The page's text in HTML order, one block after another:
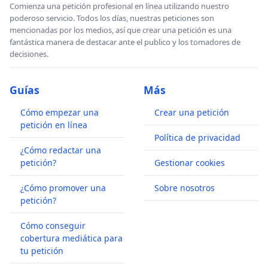
Comienza una petición profesional en línea utilizando nuestro
poderoso servicio. Todos los días, nuestras peticiones son
mencionadas por los medios, así que crear una petición es una
fantástica manera de destacar ante el publico y los tomadores de
decisiones.
Guías
Cómo empezar una
petición en línea
¿Cómo redactar una
petición?
¿Cómo promover una
petición?
Cómo conseguir
cobertura mediática para
tu petición
Más
Crear una petición
Política de privacidad
Gestionar cookies
Sobre nosotros